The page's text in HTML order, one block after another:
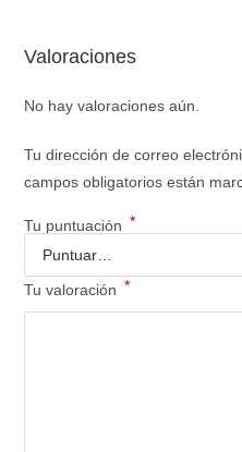
Valoraciones
No hay valoraciones aún.
Tu dirección de correo
campos obligatorios están
Tu puntuación *
Tu valoración *